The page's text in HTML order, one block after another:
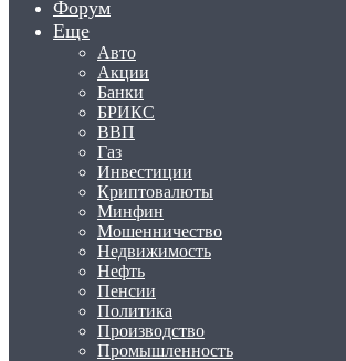
Форум
Еще
Авто
Акции
Банки
БРИКС
ВВП
Газ
Инвестиции
Криптовалюты
Минфин
Мошенничество
Недвижимость
Нефть
Пенсии
Политика
Производство
Промышленность